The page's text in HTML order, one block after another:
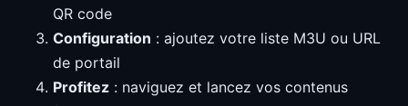
QR code
Configuration : ajoutez votre liste M3U ou URL
de portail
Profitez : naviguez et lancez vos contenus